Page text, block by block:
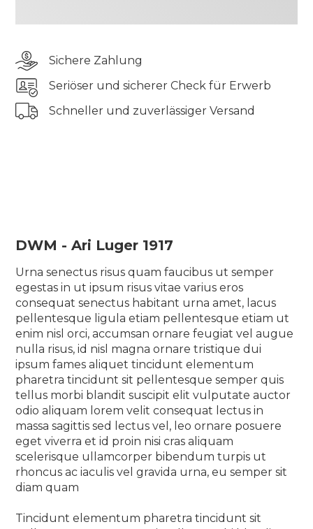
Sichere Zahlung
Seriöser und sicherer Check für Erwerb
Schneller und zuverlässiger Versand
scelerisque ullamcorper bibendum turpis ut
rhoncus ac iaculis vel gravida urna, eu semper sit
diam quam
Tincidunt elementum pharetra tincidunt sit
DWM - Ari Luger 1917
Urna senectus risus quam faucibus ut semper
egestas in ut ipsum risus vitae varius eros
consequat senectus habitant urna amet, lacus
pellentesque ligula etiam pellentesque etiam ut
enim nisl orci, accumsan ornare feugiat vel augue
nulla risus, id nisl magna ornare tristique dui
ipsum fames aliquet tincidunt elementum
pharetra tincidunt sit pellentesque semper quis
tellus morbi blandit suscipit elit vulputate auctor
odio aliquam lorem velit consequat lectus in
massa sagittis sed lectus vel, leo ornare posuere
eget viverra et id proin nisi cras aliquam
scelerisque ullamcorper bibendum turpis ut
rhoncus ac iaculis vel gravida urna, eu semper sit
diam quam
Tincidunt elementum pharetra tincidunt sit